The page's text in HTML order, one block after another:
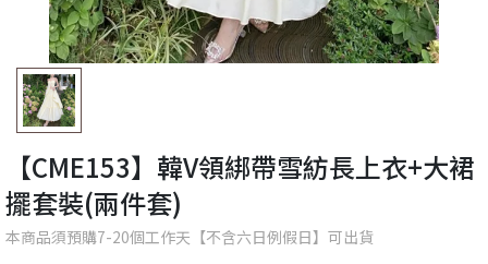
【CME153】韓V領綁帶雪紡長上衣+大裙
擺套裝(兩件套)
本商品須預購7-20個工作天【不含六日例假日】可出貨